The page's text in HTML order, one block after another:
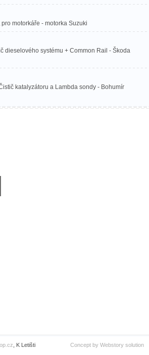
motorkáře - motorka Suzuki
dieselového systému + Common Rail - Škoda
katalyzátoru a Lambda sondy - Bohumír
Concept by Webstory solution
, K Letišti